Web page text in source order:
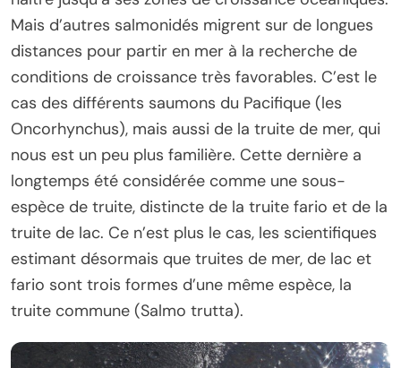
Mais d’autres salmonidés migrent sur de longues
distances pour partir en mer à la recherche de
conditions de croissance très favorables. C’est le
cas des différents saumons du Pacifique (les
Oncorhynchus), mais aussi de la truite de mer, qui
nous est un peu plus familière. Cette dernière a
longtemps été considérée comme une sous-
espèce de truite, distincte de la truite fario et de la
truite de lac. Ce n’est plus le cas, les scientifiques
estimant désormais que truites de mer, de lac et
fario sont trois formes d’une même espèce, la
truite commune (Salmo trutta).